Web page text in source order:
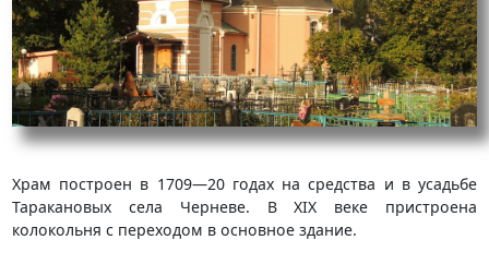
Храм построен в 1709—20 годах на средства и в усадьбе
Таракановых села Черневе. В XIX веке пристроена
колокольня с переходом в основное здание.